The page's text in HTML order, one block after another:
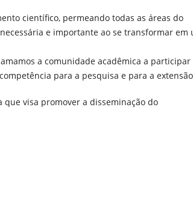
científico, permeando todas as áreas do
e importante ao se transformar em
a comunidade acadêmica a participar
para a pesquisa e para a
que visa promover a disseminação do